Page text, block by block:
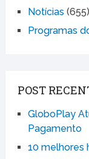
Notícias (655)
Programas
POST
GloboPlay
Pagamento
10 melhores